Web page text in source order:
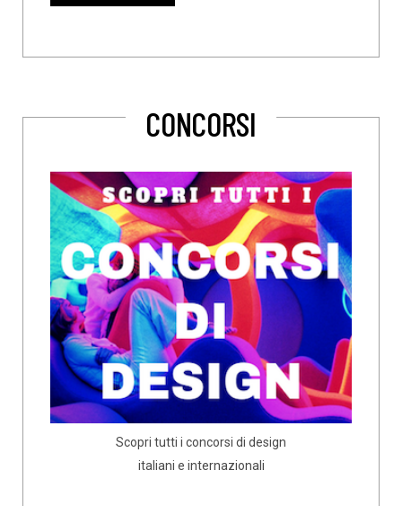
CONCORSI
Scopri tutti i concorsi di design
italiani e internazionali